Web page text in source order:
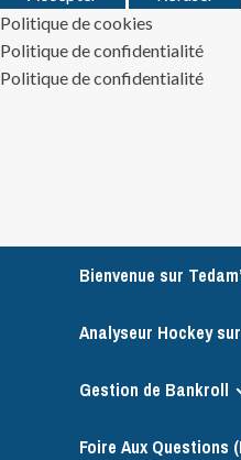
Politique de cookies
Politique de confidentialité
Politique de confidentialité
Bienvenue sur
Analyseur Hockey
Gestion de Bankroll
Foire Aux Questions